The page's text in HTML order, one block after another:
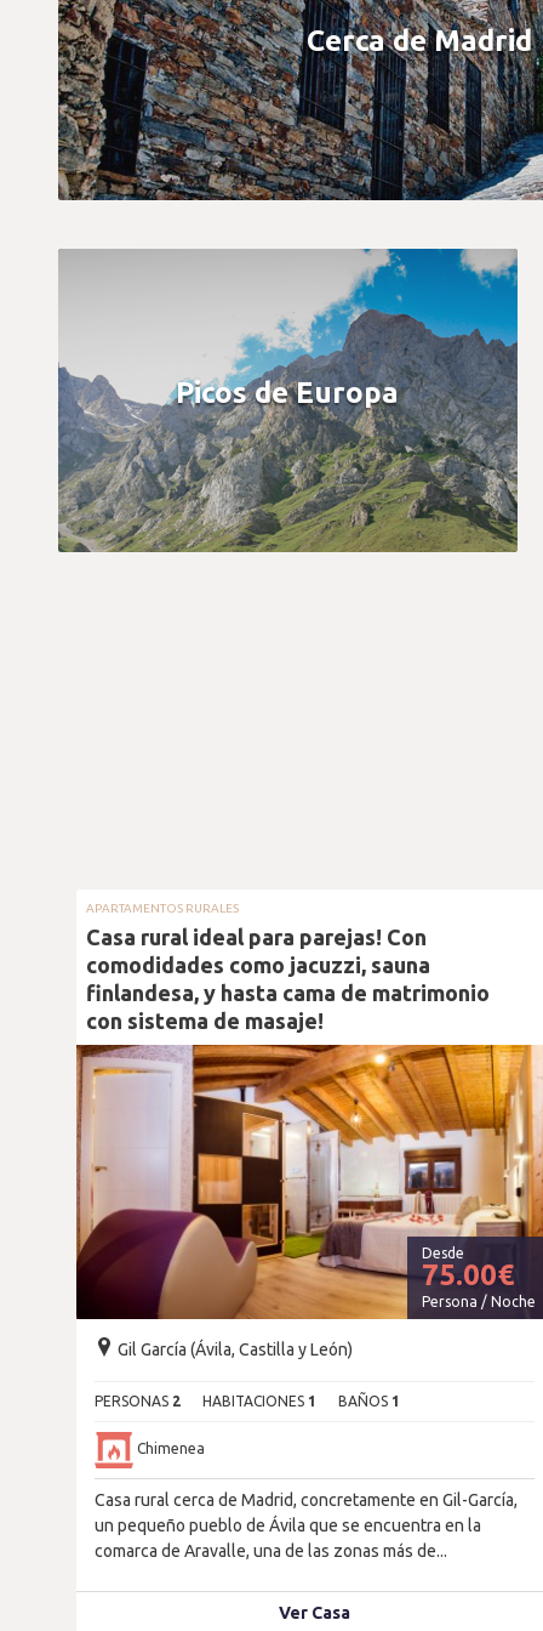
Cerca de Madrid
Picos de Europa
APARTAMENTOS RURALES
Casa rural ideal para parejas! Con
comodidades como jacuzzi, sauna
finlandesa, y hasta cama de matrimonio
con sistema de masaje!
Desde
75.00€
Persona / Noche
Gil García (Ávila, Castilla y León)
PERSONAS 2 HABITACIONES 1 BAÑOS 1
Chimenea
Casa rural cerca de Madrid, concretamente en Gil-García,
un pequeño pueblo de Ávila que se encuentra en la
comarca de Aravalle, una de las zonas más de...
Ver Casa